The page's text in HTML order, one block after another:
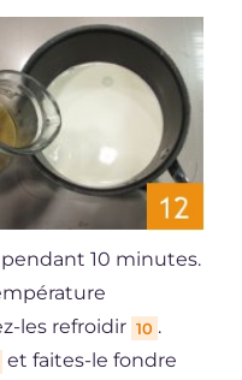
10 minutes.
les refroidir 10 .
et faites-le fondre